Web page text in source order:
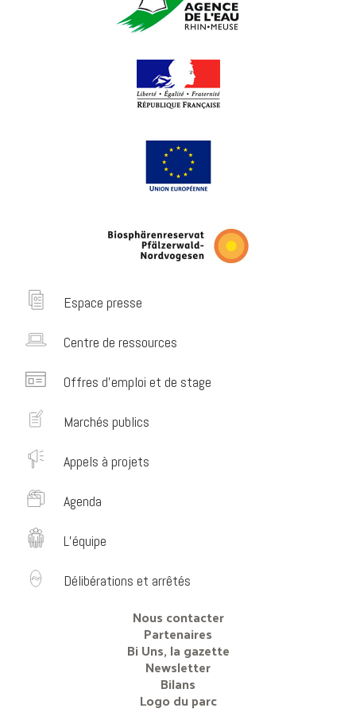
Espace presse
Centre de ressources
Offres d’emploi et de stage
Marchés publics
Appels à projets
Agenda
L’équipe
Délibérations et arrêtés
Nous contacter
Partenaires
Bi Uns, la gazette
Newsletter
Bilans
Logo du parc